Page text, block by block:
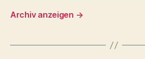
Archiv anzeigen →